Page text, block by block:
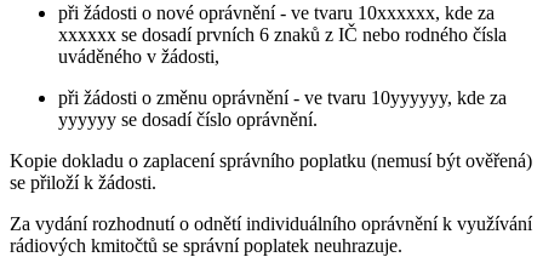
při žádosti o nové oprávnění - ve tvaru 10xxxxxx, kde za
xxxxxx se dosadí prvních 6 znaků z IČ nebo rodného čísla
uváděného v žádosti,
při žádosti o změnu oprávnění - ve tvaru 10yyyyyy, kde za
yyyyyy se dosadí číslo oprávnění.
Kopie dokladu o zaplacení správního poplatku (nemusí být ověřená)
se přiloží k žádosti.
Za vydání rozhodnutí o odnětí individuálního oprávnění k využívání
rádiových kmitočtů se správní poplatek neuhrazuje.